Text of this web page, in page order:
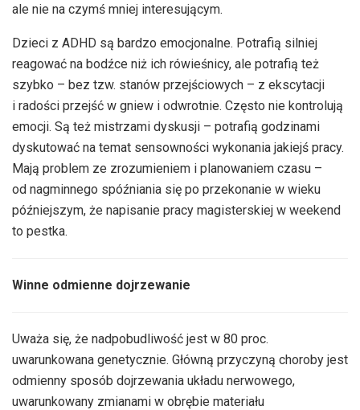
ale nie na czymś mniej interesującym.
Dzieci z ADHD są bardzo emocjonalne. Potrafią silniej
reagować na bodźce niż ich rówieśnicy, ale potrafią też
szybko – bez tzw. stanów przejściowych – z ekscytacji
i radości przejść w gniew i odwrotnie. Często nie kontrolują
emocji. Są też mistrzami dyskusji – potrafią godzinami
dyskutować na temat sensowności wykonania jakiejś pracy.
Mają problem ze zrozumieniem i planowaniem czasu –
od nagminnego spóźniania się po przekonanie w wieku
późniejszym, że napisanie pracy magisterskiej w weekend
to pestka.
Winne odmienne dojrzewanie
Uważa się, że nadpobudliwość jest w 80 proc.
uwarunkowana genetycznie. Główną przyczyną choroby jest
odmienny sposób dojrzewania układu nerwowego,
uwarunkowany zmianami w obrębie materiału